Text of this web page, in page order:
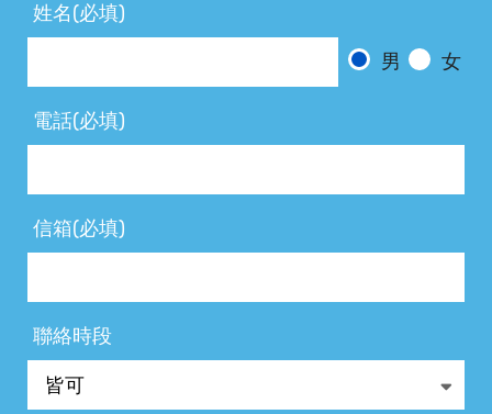
姓名(必填)
男
女
電話(必填)
信箱(必填)
聯絡時段